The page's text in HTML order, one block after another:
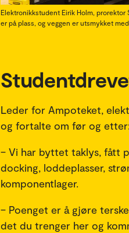
Elektronikkstudent Eirik Holm,
er på plass, og veggen er utsmykket
Leder for Ampoteket,
og fortalte om før og etter:
– Vi har byttet taklys, fått
docking, loddeplasser,
komponentlager.
– Poenget er å gjøre
det du trenger her og